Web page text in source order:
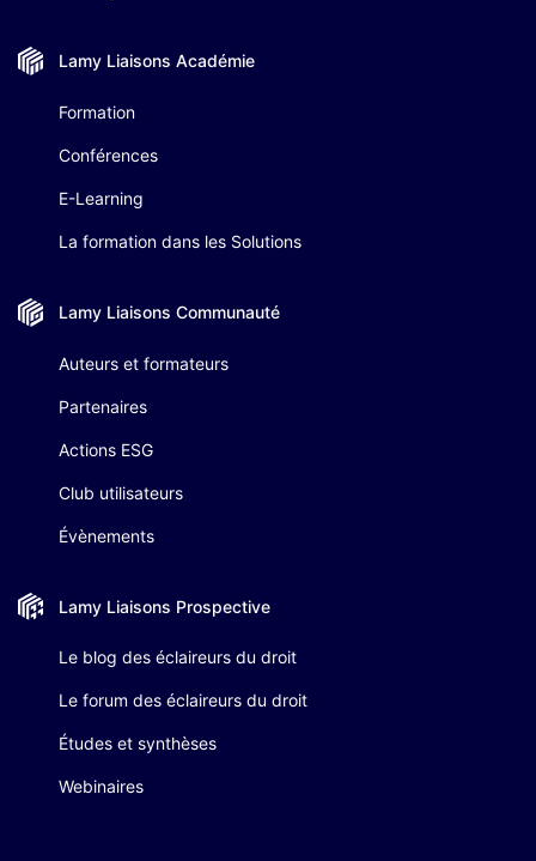
Lamy Liaisons Académie
Formation
Conférences
E-Learning
La formation dans les Solutions
Lamy Liaisons Communauté
Auteurs et formateurs
Partenaires
Actions ESG
Club utilisateurs
Évènements
Lamy Liaisons Prospective
Le blog des éclaireurs du droit
Le forum des éclaireurs du droit
Études et synthèses
Webinaires